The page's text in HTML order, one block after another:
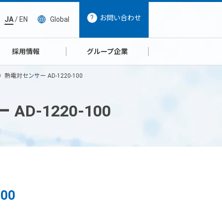
JA/ EN Global お問い合わせ
採用情報 グループ企業
熱電対センサー AD-1220-100
AD-1220-100